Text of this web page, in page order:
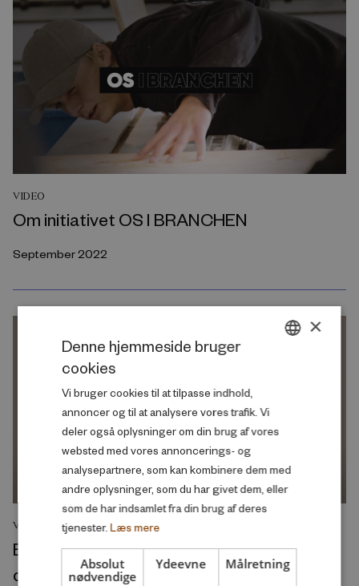
VIDEO
Om initiativet OS I BRANCHEN
September 2022
VIDEO
Boglancering: Anbragte børn og unge på
døgninstitutioner og socialpædagogiske
×
Denne hjemmeside bruger
cookies
Vi bruger cookies til at tilpasse indhold,
annoncer og til at analysere vores trafik. Vi
deler også oplysninger om din brug af vores
websted med vores annoncerings- og
analysepartnere, som kan kombinere dem med
andre oplysninger, som du har givet dem, eller
som de har indsamlet fra din brug af deres
tjenester. Læs mere
Absolut
nødvendige
Ydeevne Målretning